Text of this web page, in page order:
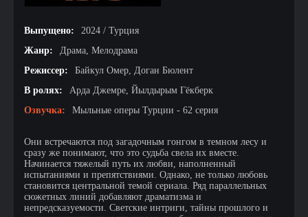
Выпущено:
2024 / Турция
Жанр:
Драма, Мелодрама
Режиссер:
Бaйкул Oмep, Дoгaн Бюлeнт
В ролях:
Apдa Джeмpe, Йылдыpым Гёкбepк
Озвучка:
Мыльные оперы Турции - 62 серия
Они встречаются под загадочным гонгом в темном лесу и
сразу же понимают, что это судьба свела их вместе.
Начинается тяжелый путь их любви, наполненный
испытаниями и препятствиями. Однако, не только любовь
становится центральной темой сериала. Ряд параллельных
сюжетных линий добавляют драматизма и
непредсказуемости. Светские интриги, тайны прошлого и